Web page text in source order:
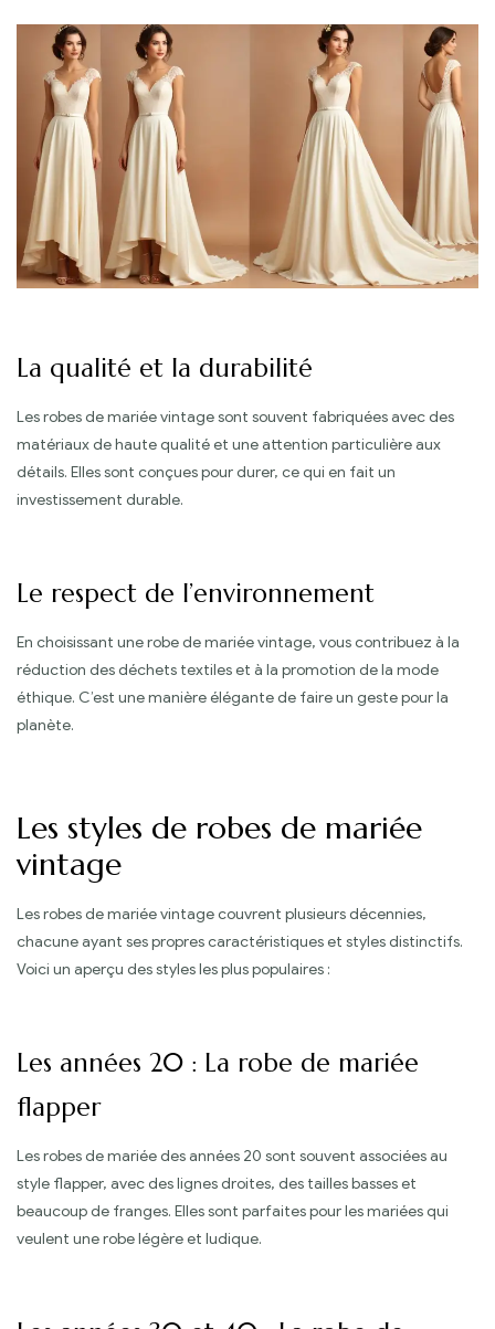
La qualité et la durabilité
Les robes de mariée vintage sont souvent fabriquées avec des
matériaux de haute qualité et une attention particulière aux
détails. Elles sont conçues pour durer, ce qui en fait un
investissement durable.
Le respect de l’environnement
En choisissant une robe de mariée vintage, vous contribuez à la
réduction des déchets textiles et à la promotion de la mode
éthique. C’est une manière élégante de faire un geste pour la
planète.
Les styles de robes de mariée
vintage
Les robes de mariée vintage couvrent plusieurs décennies,
chacune ayant ses propres caractéristiques et styles distinctifs.
Voici un aperçu des styles les plus populaires :
Les années 20 : La robe de mariée
flapper
Les robes de mariée des années 20 sont souvent associées au
style flapper, avec des lignes droites, des tailles basses et
beaucoup de franges. Elles sont parfaites pour les mariées qui
veulent une robe légère et ludique.